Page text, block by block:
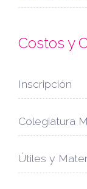
Costos y
Inscripción
Colegiatura
Útiles y